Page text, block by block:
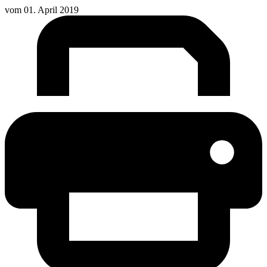
vom 01. April 2019